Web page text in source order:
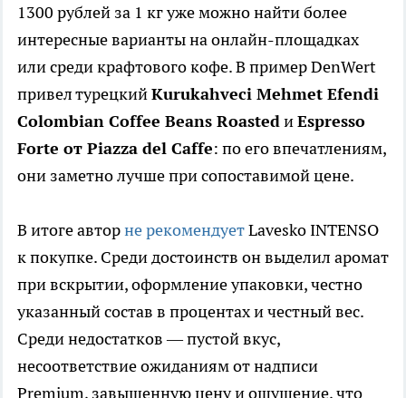
1300 рублей за 1 кг уже можно найти более
интересные варианты на онлайн-площадках
или среди крафтового кофе. В пример DenWert
привел турецкийKurukahveci Mehmet Efendi
Colombian Coffee Beans RoastedиEspresso
Forte от Piazza del Caffe: по его впечатлениям,
они заметно лучше при сопоставимой цене.
В итоге авторне рекомендуетLavesko INTENSO
к покупке. Среди достоинств он выделил аромат
при вскрытии, оформление упаковки, честно
указанный состав в процентах и честный вес.
Среди недостатков — пустой вкус,
несоответствие ожиданиям от надписи
Premium, завышенную цену и ощущение, что